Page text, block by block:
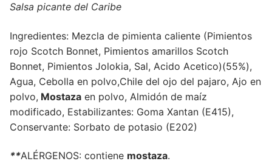
Salsa picante del Caribe
Ingredientes: Mezcla de pimienta caliente (Pimientos
rojo Scotch Bonnet, Pimientos amarillos Scotch
Bonnet, Pimientos Jolokia, Sal, Acido Acetico)(55%),
Agua, Cebolla en polvo,Chile del ojo del pajaro, Ajo en
polvo, Mostaza en polvo, Almidón de maíz
modificado, Estabilizantes: Goma Xantan (E415),
Conservante: Sorbato de potasio (E202)
**ALÉRGENOS: contiene mostaza.